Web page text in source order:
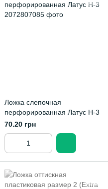
Ложка слепочная
перфорированная Латус Н-3
70.20 грн